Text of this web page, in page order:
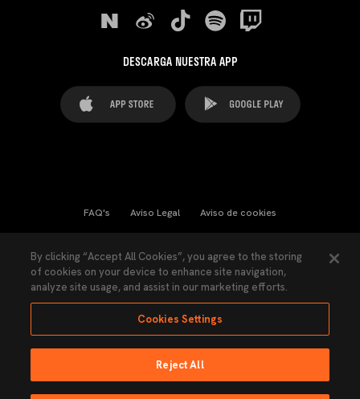
DESCARGA NUESTRA APP
FAQ's Aviso Legal Aviso de cookies
Ley Transparencia Política de Privacidad
Accesibilidad
Ninguna parte de esta página puede ser reproducida sin el permiso del Valencia
By clicking “Accept All Cookies”, you agree to the storing
of cookies on your device to enhance site navigation,
analyze site usage, and assist in our marketing efforts.
Cookies Settings
Reject All